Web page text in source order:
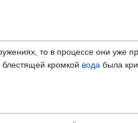
то в процессе они уже
кромкой вода была